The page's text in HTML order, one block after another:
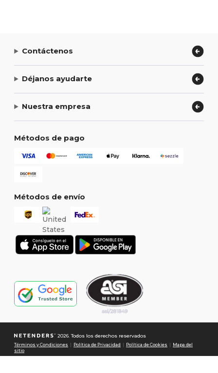
Contáctenos
Déjanos ayudarte
Nuestra empresa
Métodos de pago
Métodos de envío
2026. Todos los derechos reservados
Términos y Condiciones Política de Privacidad Política de Cookies
Mapa del
sitio